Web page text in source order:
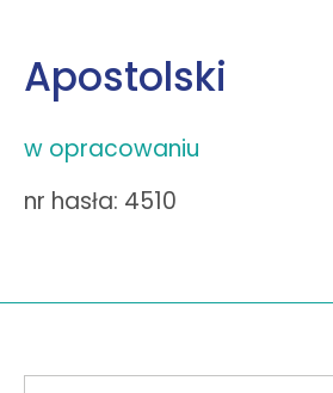
Apostolski
w opracowaniu
nr hasła: 4510